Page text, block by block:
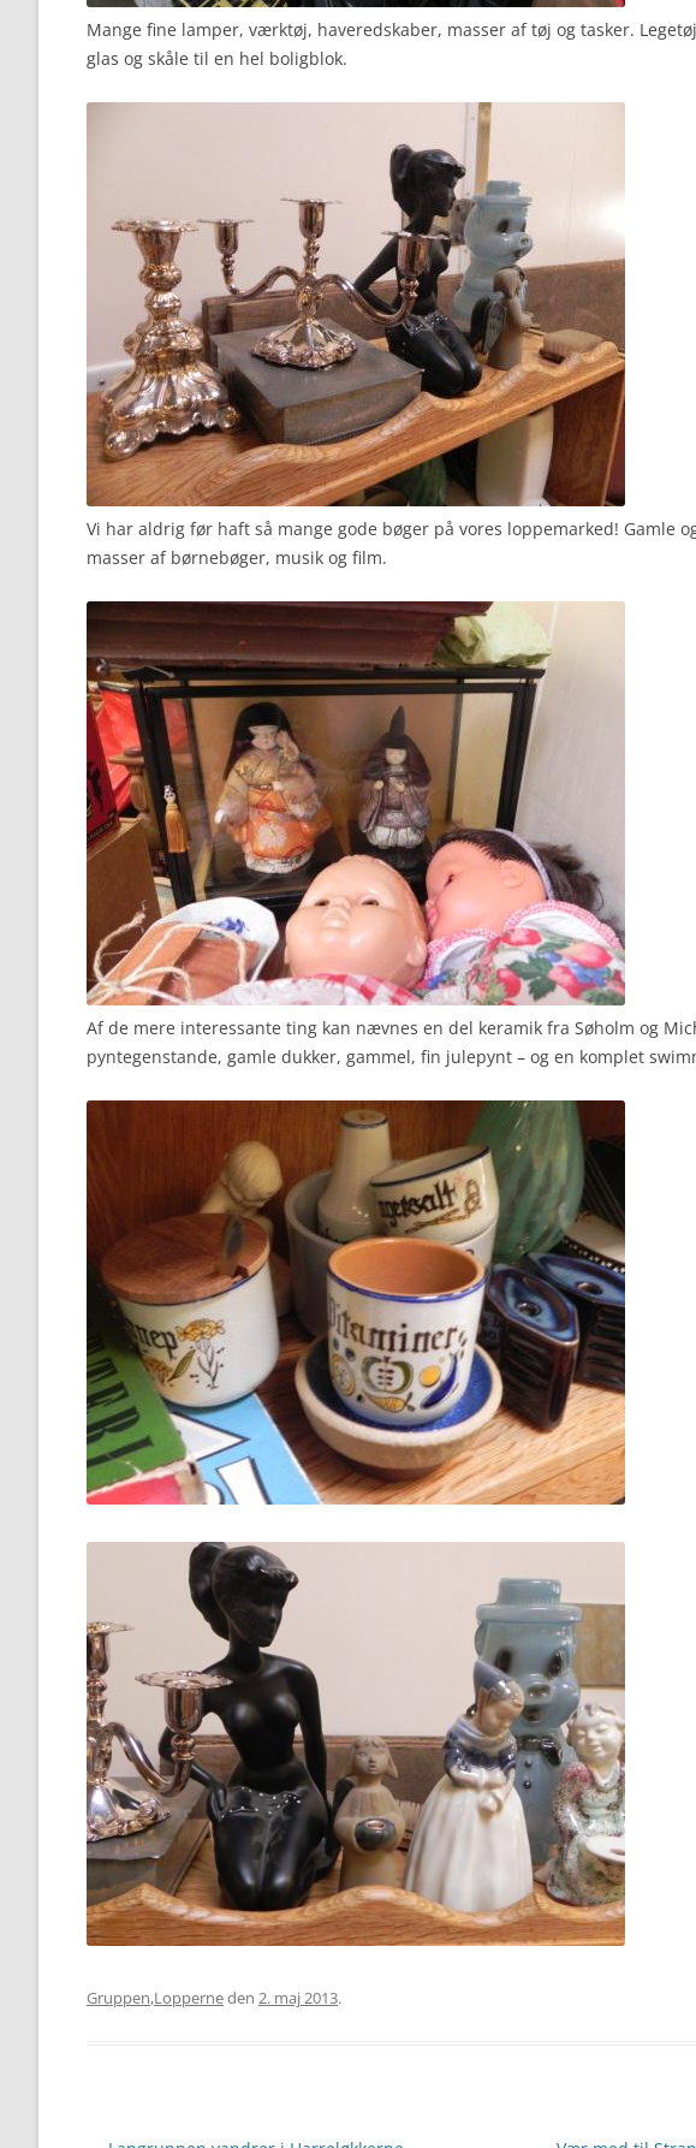
Mange fine lamper, værktøj, haveredskaber, masser af tøj og tasker.
glas og skåle til en hel boligblok.
Vi har aldrig før haft så mange gode bøger på vores loppemarked! Gamle
masser af børnebøger, musik og film.
Af de mere interessante ting kan nævnes en del keramik fra Søholm og
pyntegenstande, gamle dukker, gammel, fin julepynt – og en komplet
Gruppen,Lopperneden 2. maj 2013.